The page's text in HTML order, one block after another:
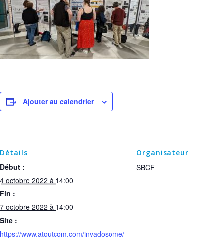
Ajouter au calendrier
Détails
Début :
4 octobre 2022 à 14:00
Fin :
7 octobre 2022 à 14:00
Site :
https://www.atoutcom.com/invadosome/
Organisateur
SBCF